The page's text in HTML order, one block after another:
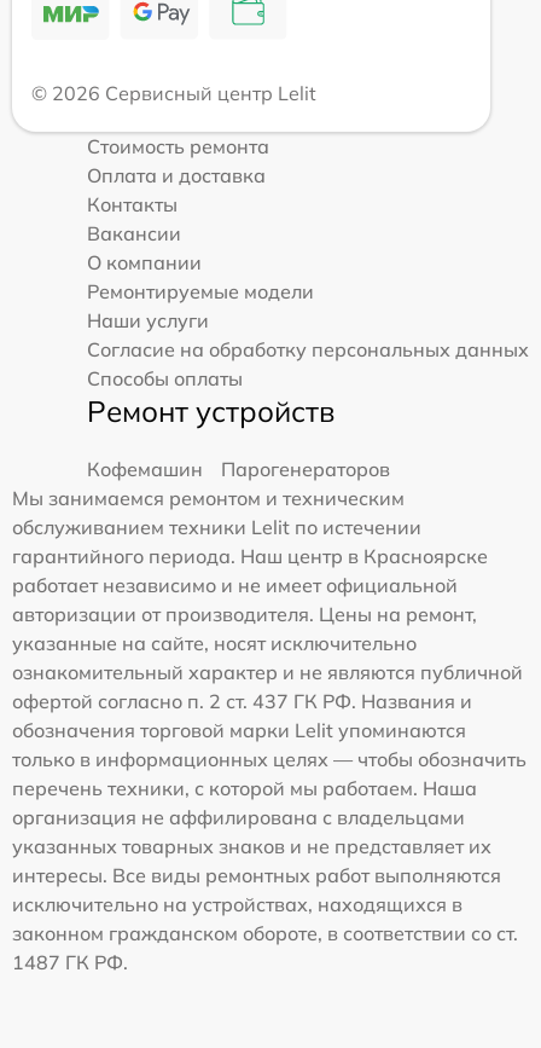
© 2026 Сервисный центр Lelit
Стоимость ремонта
Оплата и доставка
Контакты
Вакансии
О компании
Ремонтируемые модели
Наши услуги
Согласие на обработку персональных данных
Способы оплаты
Ремонт устройств
Кофемашин
Парогенераторов
Мы занимаемся ремонтом и техническим
обслуживанием техники Lelit по истечении
гарантийного периода. Наш центр в Красноярске
работает независимо и не имеет официальной
авторизации от производителя. Цены на ремонт,
указанные на сайте, носят исключительно
ознакомительный характер и не являются публичной
офертой согласно п. 2 ст. 437 ГК РФ. Названия и
обозначения торговой марки Lelit упоминаются
только в информационных целях — чтобы обозначить
перечень техники, с которой мы работаем. Наша
организация не аффилирована с владельцами
указанных товарных знаков и не представляет их
интересы. Все виды ремонтных работ выполняются
исключительно на устройствах, находящихся в
законном гражданском обороте, в соответствии со ст.
1487 ГК РФ.